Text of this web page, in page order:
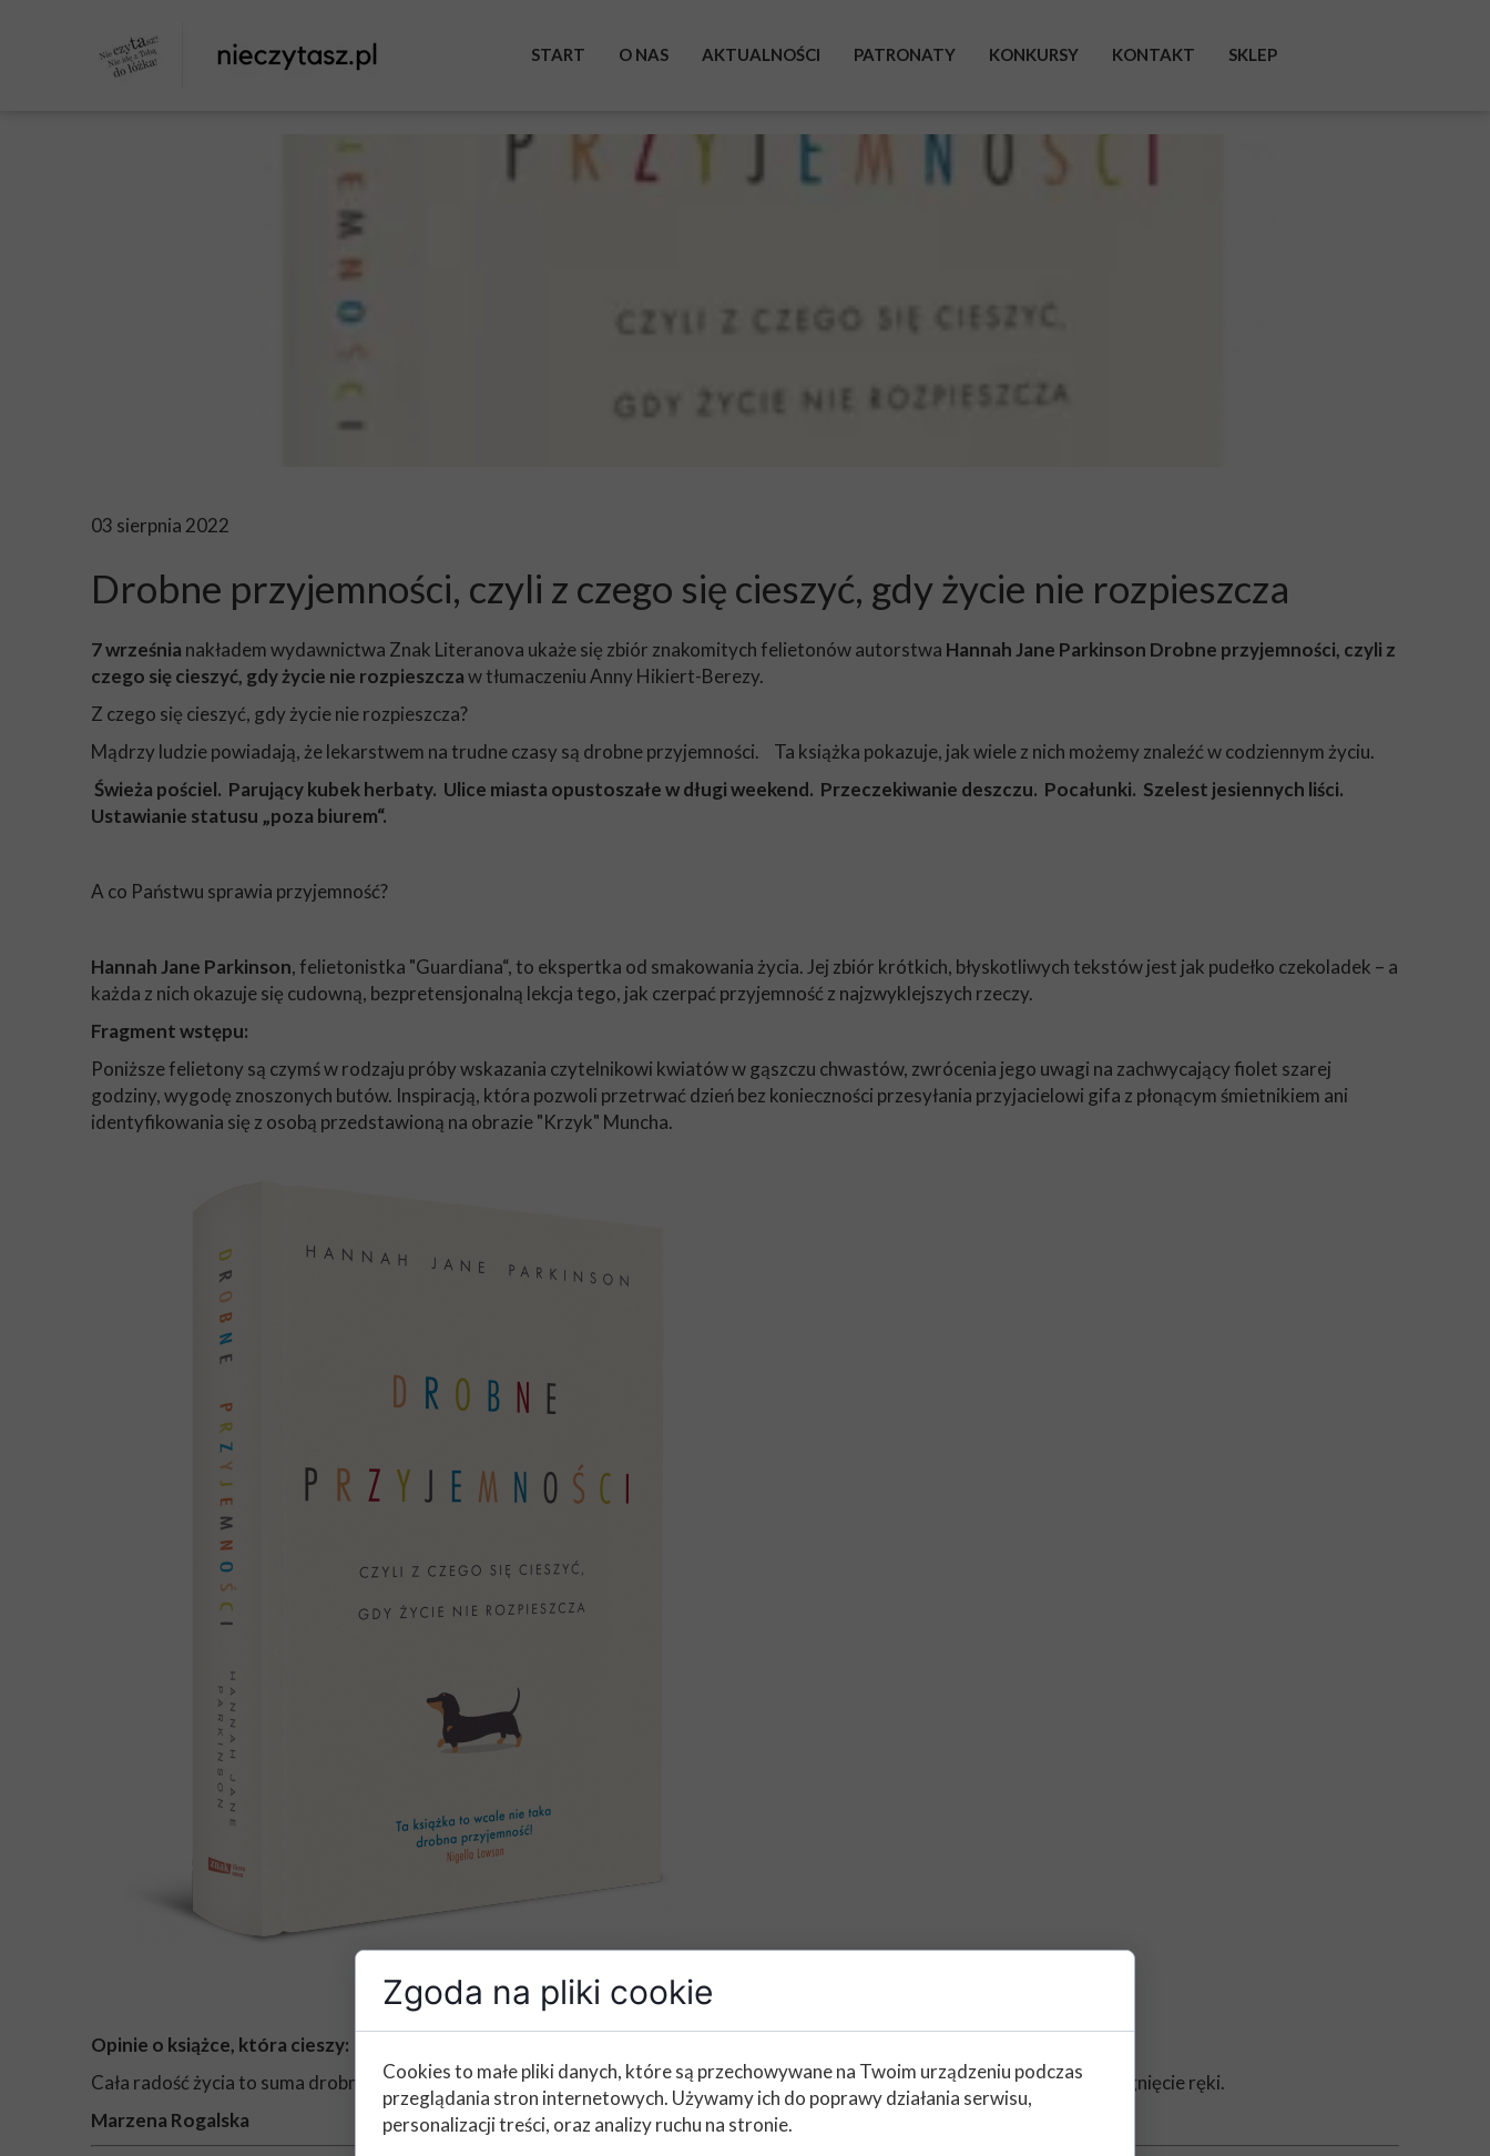
START O NAS AKTUALNOŚCI PATRONATY KONKURSY KONTAKT SKLEP
03 sierpnia 2022
Drobne przyjemności, czyli z czego się cieszyć, gdy życie nie rozpieszcza
7 września nakładem wydawnictwa Znak Literanova ukaże się zbiór znakomitych felietonów autorstwa Hannah Jane Parkinson Drobne przyjemności, czyli z
czego się cieszyć, gdy życie nie rozpieszczaw tłumaczeniu Anny Hikiert-Berezy.
Z czego się cieszyć, gdy życie nie rozpieszcza?
Mądrzy ludzie powiadają, że lekarstwem na trudne czasy są drobne przyjemności. Ta książka pokazuje, jak wiele z nich możemy znaleźć w codziennym życiu.
Świeża pościel. Parujący kubek herbaty. Ulice miasta opustoszałe w długi weekend. Przeczekiwanie deszczu. Pocałunki. Szelest jesiennych liści.
Ustawianie statusu „poza biurem“.
A co Państwu sprawia przyjemność?
Hannah Jane Parkinson, felietonistka "Guardiana“, to ekspertka od smakowania życia. Jej zbiór krótkich, błyskotliwych tekstów jest jak pudełko czekoladek – a
każda z nich okazuje się cudowną, bezpretensjonalną lekcja tego, jak czerpać przyjemność z najzwyklejszych rzeczy.
Fragment wstępu:
Poniższe felietony są czymś w rodzaju próby wskazania czytelnikowi kwiatów w gąszczu chwastów, zwrócenia jego uwagi na zachwycający fiolet szarej
godziny, wygodę znoszonych butów. Inspiracją, która pozwoli przetrwać dzień bez konieczności przesyłania przyjacielowi gifa z płonącym śmietnikiem ani
identyfikowania się z osobą przedstawioną na obrazie "Krzyk" Muncha.
Opinie o książce, która cieszy:
Cała radość życia to suma drobnych przyjemności. Każda kolejna strona tej książki odkryje przed wami cuda, które są na wyciągnięcie ręki.
Marzena Rogalska
Zgoda na pliki cookie
Cookies to małe pliki danych, które są przechowywane na Twoim urządzeniu podczas
przeglądania stron internetowych. Używamy ich do poprawy działania serwisu,
personalizacji treści, oraz analizy ruchu na stronie.